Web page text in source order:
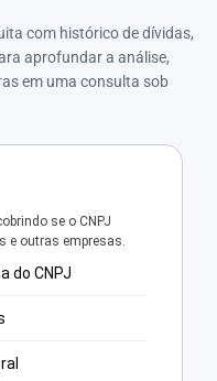
com histórico de dívidas,
aprofundar a análise,
em uma consulta sob
se o CNPJ
e outras empresas.
do CNPJ